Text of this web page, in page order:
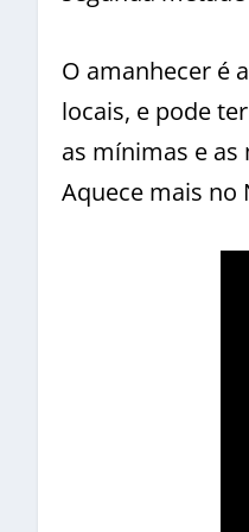
O amanhecer é
locais, e pode
as mínimas e
Aquece mais no